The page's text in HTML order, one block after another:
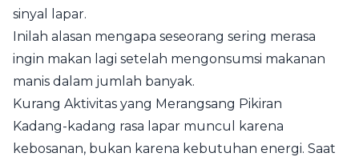
sinyal lapar.
Inilah alasan mengapa seseorang sering merasa
ingin makan lagi setelah mengonsumsi makanan
manis dalam jumlah banyak.
Kurang Aktivitas yang Merangsang Pikiran
Kadang-kadang rasa lapar muncul karena
kebosanan, bukan karena kebutuhan energi. Saat